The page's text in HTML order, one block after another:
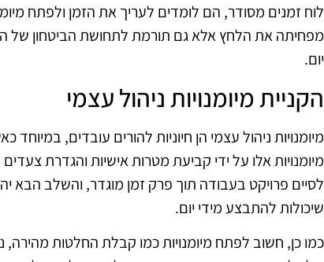
לוח זמנים מסודר, הם לומדים לעריך את הזמן ולפתח
מפחיתה את הלחץ אלא גם תורמת לתחושת הביטחון של
יום.
הקניית מיומנויות ניהול עצמי
מיומנויות ניהול עצמי הן חיוניות להורים עובדים,
מיומנויות אלו על ידי קביעת מטרות אישיות והגדרת
לסיים פרויקט בעבודה תוך פרק זמן מוגדר, והשלב הבא
שיכולות להתבצע מידי יום.
כמו כן, חשוב לפתח מיומנויות כמו קבלת החלטות